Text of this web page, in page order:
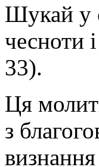
Шукай у
чесноти
33).
Ця
з